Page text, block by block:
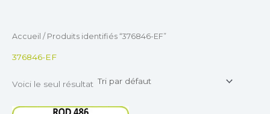
Accueil / Produits identifiés “376846-EF”
376846-EF
Voici le seul résultat